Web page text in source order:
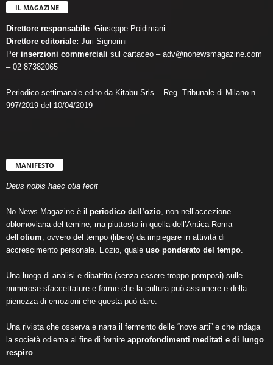
IL MAGAZINE
Direttore responsabile: Giuseppe Poidimani
Direttore editoriale: Juri Signorini
Per inserzioni commerciali sul cartaceo – adv@nonewsmagazine.com
– 02 87382065
Periodico settimanale edito da Kitabu Srls – Reg. Tribunale di Milano n.
997/2019 del 10/04/2019
MANIFESTO
Deus nobis haec otia fecit
No News Magazine è il periodico dell’ozio , non nell’accezione
oblomoviana del temine, ma piuttosto in quella dell’Antica Roma
dell’otium , ovvero del tempo (libero) da impiegare in attività di
accrescimento personale. L’ozio, quale uso ponderato del tempo
Una luogo di analisi e dibattito (senza essere troppo pomposi) sulle
numerose sfaccettature e forme che la cultura può assumere e della
pienezza di emozioni che questa può dare.
Una rivista che osserva e narra il fermento delle “nove arti” e che indaga
la società odierna al fine di fornire approfondimenti meditati e di lungo
respiro